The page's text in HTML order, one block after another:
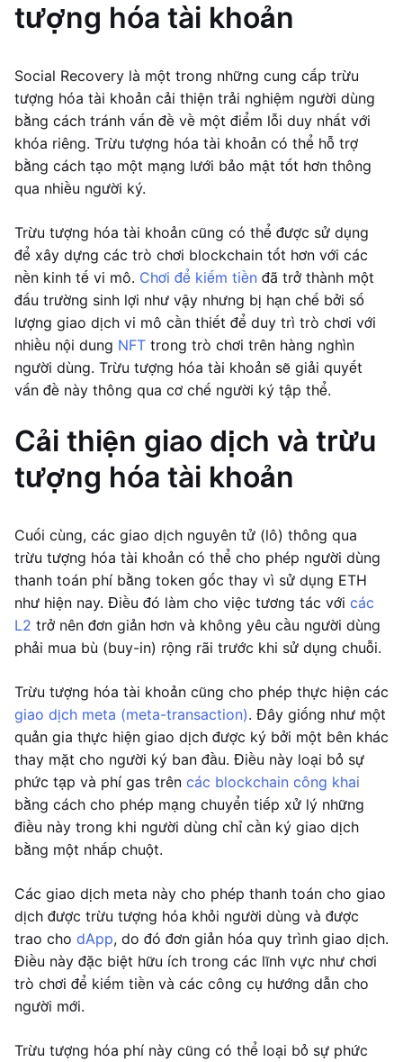
tượng hóa tài khoản
Social Recovery là một trong những cung cấp trừu
tượng hóa tài khoản cải thiện trải nghiệm người dùng
bằng cách tránh vấn đề về một điểm lỗi duy nhất với
khóa riêng. Trừu tượng hóa tài khoản có thể hỗ trợ
bằng cách tạo một mạng lưới bảo mật tốt hơn thông
qua nhiều người ký.
Trừu tượng hóa tài khoản cũng có thể được sử dụng
để xây dựng các trò chơi blockchain tốt hơn với các
nền kinh tế vi mô. Chơi để kiếm tiền đã trở thành một
đấu trường sinh lợi như vậy nhưng bị hạn chế bởi số
lượng giao dịch vi mô cần thiết để duy trì trò chơi với
nhiều nội dung NFT trong trò chơi trên hàng nghìn
người dùng. Trừu tượng hóa tài khoản sẽ giải quyết
vấn đề này thông qua cơ chế người ký tập thể.
Cải thiện giao dịch và trừu
tượng hóa tài khoản
Cuối cùng, các giao dịch nguyên tử (lô) thông qua
trừu tượng hóa tài khoản có thể cho phép người dùng
thanh toán phí bằng token gốc thay vì sử dụng ETH
như hiện nay. Điều đó làm cho việc tương tác với các
L2 trở nên đơn giản hơn và không yêu cầu người dùng
phải mua bù (buy-in) rộng rãi trước khi sử dụng chuỗi.
Trừu tượng hóa tài khoản cũng cho phép thực hiện các
giao dịch meta (meta-transaction). Đây giống như một
quản gia thực hiện giao dịch được ký bởi một bên khác
thay mặt cho người ký ban đầu. Điều này loại bỏ sự
phức tạp và phí gas trên các blockchain công khai
bằng cách cho phép mạng chuyển tiếp xử lý những
điều này trong khi người dùng chỉ cần ký giao dịch
bằng một nhấp chuột.
Các giao dịch meta này cho phép thanh toán cho giao
dịch được trừu tượng hóa khỏi người dùng và được
trao cho dApp, do đó đơn giản hóa quy trình giao dịch.
Điều này đặc biệt hữu ích trong các lĩnh vực như chơi
trò chơi để kiếm tiền và các công cụ hướng dẫn cho
người mới.
Trừu tượng hóa phí này cũng có thể loại bỏ sự phức